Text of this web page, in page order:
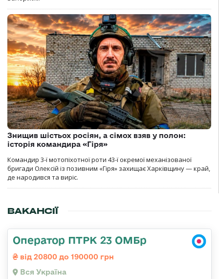
Знищив шістьох росіян, а сімох взяв у полон:
історія командира «Гіря»
Командир 3-ї мотопіхотної роти 43-ї окремої механізованої
бригади Олексій із позивним «Гіря» захищає Харківщину — край,
де народився та виріс.
ВАКАНСІЇ
Оператор ПТРК 23 ОМБр
від 20800 до 190000 грн
Вся Україна